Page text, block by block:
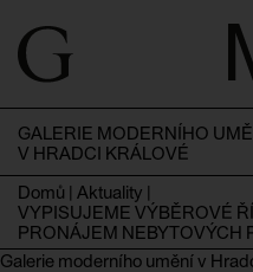
GALERIE MODERNÍHO
V HRADCI KRÁLOVÉ
Domů | Aktuality |
VYPISUJEME VÝBĚROVÉ
PRONÁJEM NEBYTOVÝCH
Galerie moderního umění v